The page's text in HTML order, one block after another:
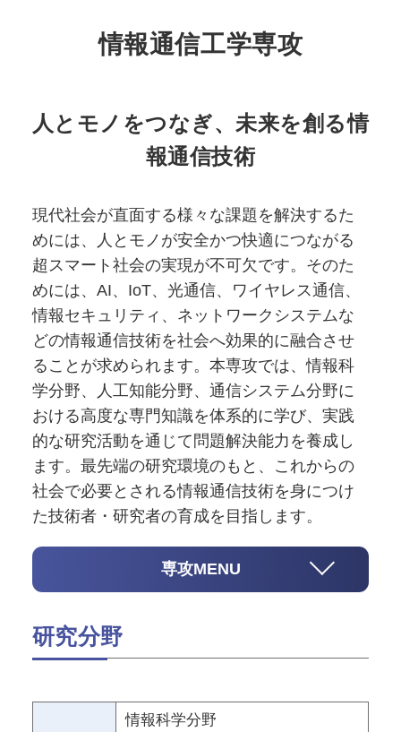
情報通信⼯学専攻
人とモノをつなぎ、未来を創る情
報通信技術
現代社会が直面する様々な課題を解決するた
めには、人とモノが安全かつ快適につながる
超スマート社会の実現が不可欠です。そのた
めには、AI、IoT、光通信、ワイヤレス通信、
情報セキュリティ、ネットワークシステムな
どの情報通信技術を社会へ効果的に融合させ
ることが求められます。本専攻では、情報科
学分野、人工知能分野、通信システム分野に
おける高度な専門知識を体系的に学び、実践
的な研究活動を通じて問題解決能力を養成し
ます。最先端の研究環境のもと、これからの
社会で必要とされる情報通信技術を身につけ
た技術者・研究者の育成を目指します。
専攻MENU
研究分野
情報科学分野